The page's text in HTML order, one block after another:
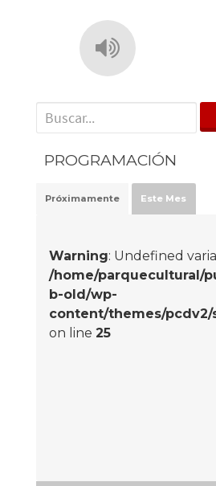
' . __('Search for:') . '
PROGRAMACIÓN
Próximamente Este Mes
Warning: Undefined
/home/parquecultural/
b-old/wp-
content/themes/pcdv2/
on line 25